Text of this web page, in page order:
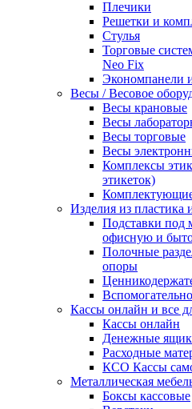
Плечики
Решетки и
Стулья
Торговые
Neo Fix
Экономпанели
Весы / Весовое
Весы крановые
Весы
Весы торговые
Весы
Комплексы
этикеток)
Изделия из пластика
Подставки под
офисную и
Полочные
опоры
Кассы онлайн и все
Кассы онлайн
Денежные
Расходные
КСО Кассы
Металлическая
Боксы кассовые